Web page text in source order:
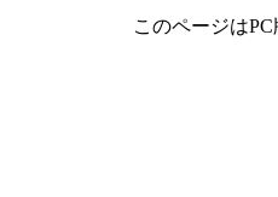
このページはPC